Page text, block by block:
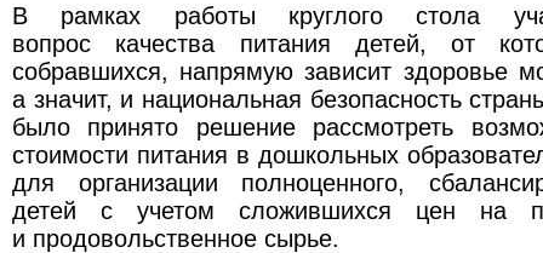
В рамках работы круглого стола
вопрос качества питания детей, от
собравшихся, напрямую зависит здоровье
а значит, и национальная безопасность
было принято решение рассмотреть
стоимости питания в дошкольных
для организации полноценного,
детей с учетом сложившихся цен на
и продовольственное сырье.